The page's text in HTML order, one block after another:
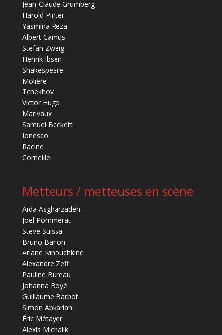
Jean-Claude Grumberg
Harold Pinter
Yasmina Reza
Albert Camus
Stefan Zweig
Henrik Ibsen
Shakespeare
Molière
Tchekhov
Victor Hugo
Marivaux
Samuel Beckett
Ionesco
Racine
Corneille
Metteurs / metteuses en scène
Aïda Asgharzadeh
Joël Pommerat
Steve Suissa
Bruno Banon
Ariane Mnouchkine
Alexandre Zeff
Pauline Bureau
Johanna Boyé
Guillaume Barbot
Simon Abkarian
Éric Métayer
Alexis Michalik